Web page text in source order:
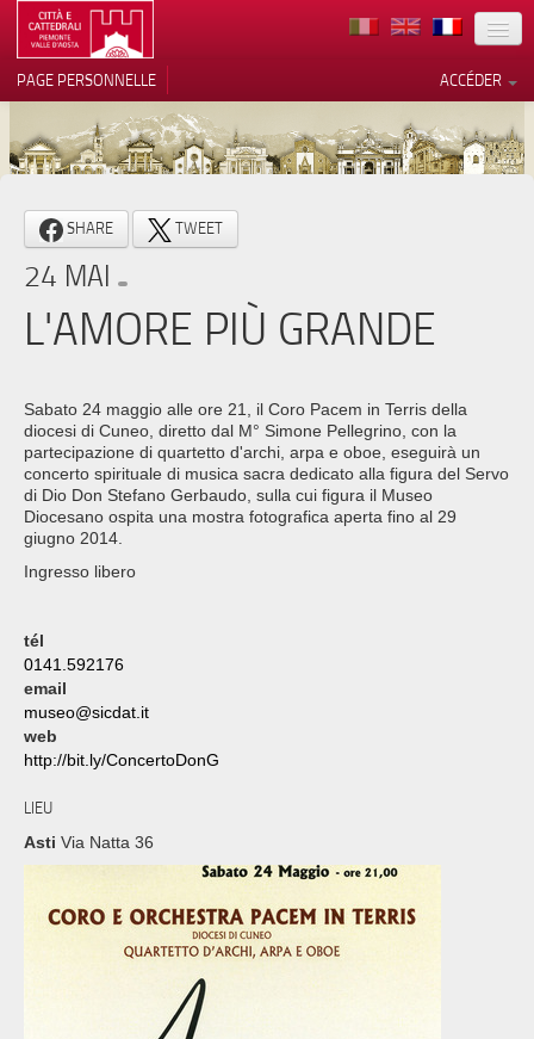
TERRITOIRE
ARCHITECTURE
MUSÉES
ITINÉRAIRES
EVÉNEMENTS
BÉNÉVOLES
CONTACTS
PRESS
ACCÉDER
PAGE PERSONNELLE
SHARE TWEET
24 MAI
L'AMORE PIÙ GRANDE
Sabato 24 maggio alle ore 21, il Coro Pacem in Terris della
diocesi di Cuneo, diretto dal M° Simone Pellegrino, con la
partecipazione di quartetto d'archi, arpa e oboe, eseguirà un
concerto spirituale di musica sacra dedicato alla figura del Servo
di Dio Don Stefano Gerbaudo, sulla cui figura il Museo
Diocesano ospita una mostra fotografica aperta fino al 29
giugno 2014.
Ingresso libero
tél
0141.592176
email
museo@sicdat.it
web
http://bit.ly/ConcertoDonG
LIEU
Asti Via Natta 36
Notification lors de la collecte
Vos choix en matière de
confidentialité